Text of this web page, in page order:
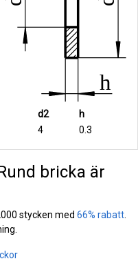
d2
h
4 0.3
bricka är
stycken med 66% rabatt.